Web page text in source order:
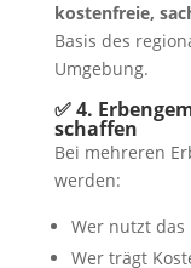
kostenfreie,
Basis des
Umgebung.
✅ 4.
schaffen
Bei mehreren
werden:
Wer nutzt das
Wer trägt